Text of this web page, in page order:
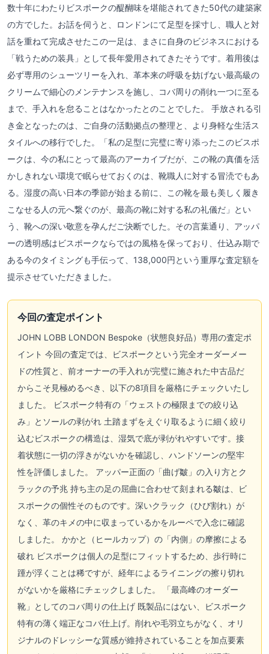
数十年にわたりビスポークの醍醐味を堪能されてきた50代の建築家
の方でした。お話を伺うと、ロンドンにて足型を採寸し、職人と対
話を重ねて完成させたこの一足は、まさに自身のビジネスにおける
「戦うための装具」として長年愛用されてきたそうです。着用後は
必ず専用のシューツリーを入れ、革本来の呼吸を妨げない最高級の
クリームで細心のメンテナンスを施し、コバ周りの削れ一つに至る
まで、手入れを怠ることはなかったとのことでした。 手放される引
き金となったのは、ご自身の活動拠点の整理と、より身軽な生活ス
タイルへの移行でした。「私の足型に完璧に寄り添ったこのビスポ
ークは、今の私にとって最高のアーカイブだが、この靴の真価を活
かしきれない環境で眠らせておくのは、靴職人に対する冒涜でもあ
る。湿度の高い日本の季節が始まる前に、この靴を最も美しく履き
こなせる人の元へ繋ぐのが、最高の靴に対する私の礼儀だ」とい
う、靴への深い敬意を孕んだご決断でした。その言葉通り、アッパ
ーの透明感はビスポークならではの風格を保っており、仕込み期で
ある今のタイミングも手伝って、138,000円という重厚な査定額を
提示させていただきました。
今回の査定ポイント
JOHN LOBB LONDON Bespoke（状態良好品）専用の査定ポ
イント 今回の査定では、ビスポークという完全オーダーメー
ドの性質と、前オーナーの手入れが完璧に施された中古品だ
からこそ見極めるべき、以下の8項目を厳格にチェックいたし
ました。 ビスポーク特有の「ウェストの極限までの絞り込
み」とソールの剥がれ 土踏まずをえぐり取るように細く絞り
込むビスポークの構造は、湿気で底が剥がれやすいです。接
着状態に一切の浮きがないかを確認し、ハンドソーンの堅牢
性を評価しました。 アッパー正面の「曲げ皺」の入り方とク
ラックの予兆 持ち主の足の屈曲に合わせて刻まれる皺は、ビ
スポークの個性そのものです。深いクラック（ひび割れ）が
なく、革のキメの中に収まっているかをルーペで入念に確認
しました。 かかと（ヒールカップ）の「内側」の摩擦による
破れ ビスポークは個人の足型にフィットするため、歩行時に
踵が浮くことは稀ですが、経年によるライニングの擦り切れ
がないかを厳格にチェックしました。 「最高峰のオーダー
靴」としてのコバ周りの仕上げ 既製品にはない、ビスポーク
特有の薄く端正なコバ仕上げ。削れや毛羽立ちがなく、オリ
ジナルのドレッシーな質感が維持されていることを加点要素